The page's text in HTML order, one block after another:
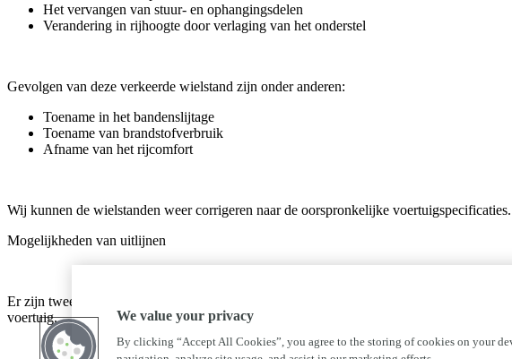
Het vervangen van stuur- en ophangingsdelen
Verandering in rijhoogte door verlaging van het onderstel
Gevolgen van deze verkeerde wielstand zijn onder anderen:
Toename in het bandenslijtage
Toename van brandstofverbruik
Afname van het rijcomfort
Wij kunnen de wielstanden weer corrigeren naar de oorspronkelijke
Mogelijkheden van uitlijnen
Er zijn twee mogelijkheden met betrekking tot uitlijning. Dit is geheel afhankelijk van
voertuig.
We value your privacy
By clicking “Accept All Cookies”, you agree to the storing of cookies on your